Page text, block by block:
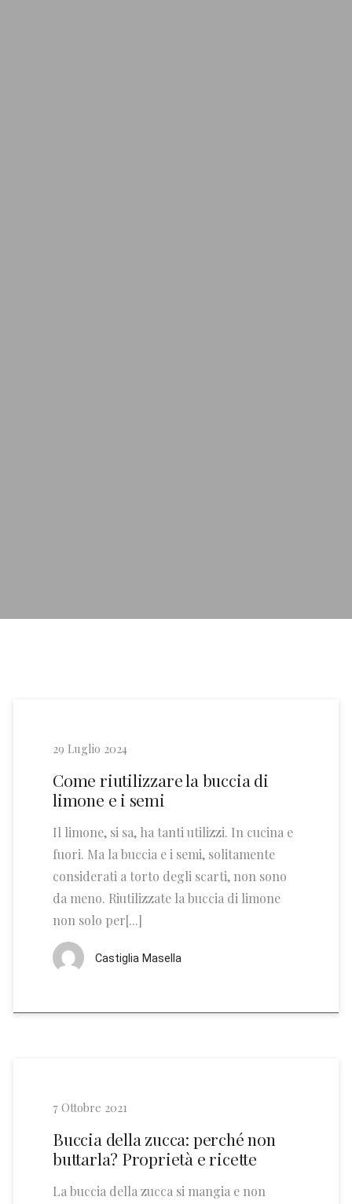
29 Luglio 2024
Come riutilizzare la buccia di
limone e i semi
Il limone, si sa, ha tanti utilizzi. In cucina e
fuori. Ma la buccia e i semi, solitamente
considerati a torto degli scarti, non sono
da meno. Riutilizzate la buccia di limone
non solo per[...]
Castiglia Masella
7 Ottobre 2021
Buccia della zucca: perché non
buttarla? Proprietà e ricette
La buccia della zucca si mangia e non